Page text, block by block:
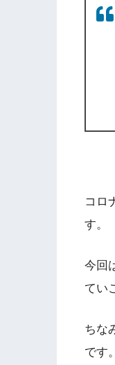
コロ
す。
今回
てい
ちな
です。